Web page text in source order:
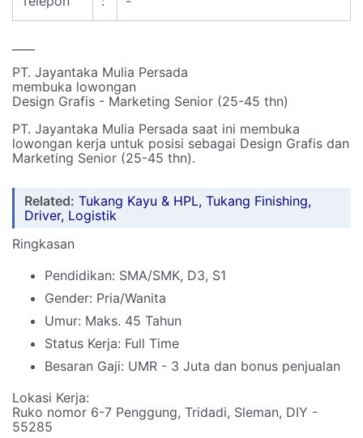
PT. Jayantaka Mulia Persada
membuka lowongan
Design Grafis - Marketing Senior (25-45 thn)
PT. Jayantaka Mulia Persada saat ini membuka
lowongan kerja untuk posisi sebagai Design Grafis dan
Marketing Senior (25-45 thn).
Related: Tukang Kayu & HPL, Tukang Finishing,
Driver, Logistik
Ringkasan
Pendidikan: SMA/SMK, D3, S1
Gender: Pria/Wanita
Umur: Maks. 45 Tahun
Status Kerja: Full Time
Besaran Gaji: UMR - 3 Juta dan bonus penjualan
Lokasi Kerja:
Ruko nomor 6-7 Penggung, Tridadi, Sleman, DIY -
55285